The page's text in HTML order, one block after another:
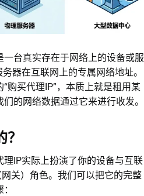
台真实存在于网络上的设备或服
器在互联网上的专属网络地址。
购买代理IP”，本质上就是租用某
的网络数据通过它来进行收发。
IP实际上扮演了你的设备与互联
关）角色。我们可以把它的完整